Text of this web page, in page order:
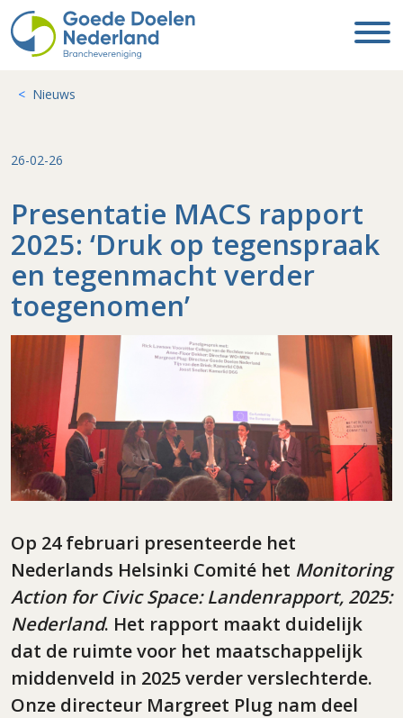
Nieuws
26-02-26
Presentatie MACS rapport
2025: ‘Druk op tegenspraak
en tegenmacht verder
toegenomen’
Op 24 februari presenteerde het
Nederlands Helsinki Comité het Monitoring
Action for Civic Space: Landenrapport, 2025:
Nederland. Het rapport maakt duidelijk
dat de ruimte voor het maatschappelijk
middenveld in 2025 verder verslechterde.
Onze directeur Margreet Plug nam deel